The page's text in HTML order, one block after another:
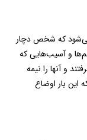
که شخص دچار
و آسیب‌هایی که
و آنها را نیمه
این بار اوضاع